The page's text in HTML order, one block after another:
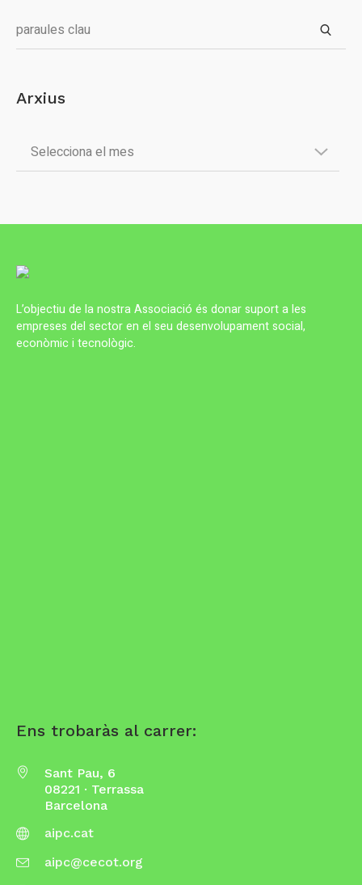
Arxius
L’objectiu de la nostra Associació és donar suport a les
empreses del sector en el seu desenvolupament social,
econòmic i tecnològic.
Ens trobaràs al carrer:
Sant Pau, 6
08221 · Terrassa
Barcelona
aipc.cat
aipc@cecot.org